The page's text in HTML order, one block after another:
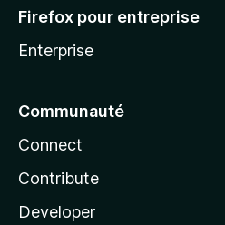
Firefox pour entreprise
Enterprise
Communauté
Connect
Contribute
Developer